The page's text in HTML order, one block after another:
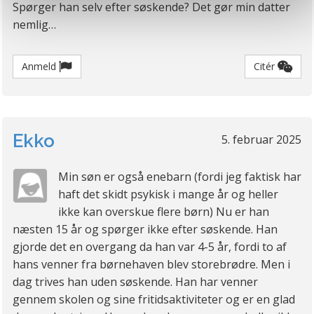
cookies eller tilbagetrækker et samtykke. Du kan læse
mere om vores brug af cookies og behandling af dine
voresprivatlivspolitik
på det.
Spørger han selv efter søskende? Det gør min datter
nemlig…
Anmeld Citér
5. februar 2025
Ekko
Min søn er også enebarn (fordi jeg faktisk har
haft det skidt psykisk i mange år og heller
ikke kan overskue flere børn) Nu er han
næsten 15 år og spørger ikke efter søskende. Han
gjorde det en overgang da han var 4-5 år, fordi to af
hans venner fra børnehaven blev storebrødre. Men i
dag trives han uden søskende. Han har venner
gennem skolen og sine fritidsaktiviteter og er en glad